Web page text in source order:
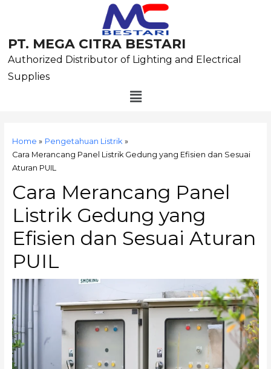
PT. MEGA CITRA BESTARI
Authorized Distributor of Lighting and Electrical
Supplies
Menu
Home
Pengetahuan Listrik
Cara Merancang Panel Listrik Gedung yang Efisien dan Sesuai
Aturan PUIL
Cara Merancang Panel
Listrik Gedung yang
Efisien dan Sesuai Aturan
PUIL